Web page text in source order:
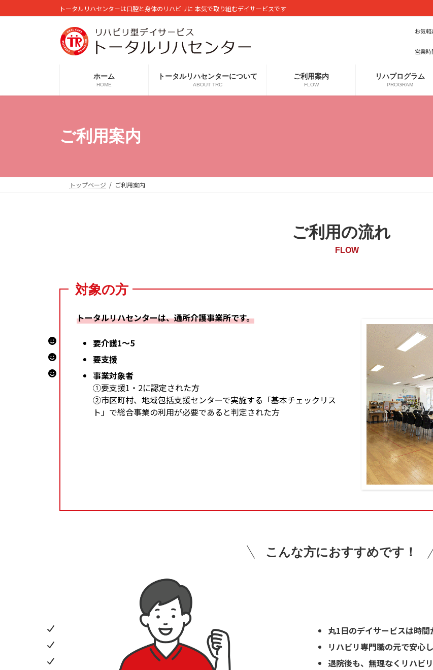
ン
ビ
トータルリハセンターは口腔と身体のリハビリに 本気で取り組むデイサービスです
お気
営業
ホーム
HOME
トータルリハセンターについて
ABOUT TRC
ご利用案内
FLOW
リハプログラム
PROGRAM
ご利用案内
トップページ ご利用案内
ご利用の流れ
FLOW
対象の方
トータルリハセンターは、通所介護事業所です。
要介護1～5
要支援
事業対象者
①要支援1・2に認定された方
②市区町村、地域包括支援センターで実施する「基本チェックリス
ト」で総合事業の利用が必要であると判定された方
こんな方におすすめです！
丸1日のデイサービスは時
リハビリ専門職の元で安心
退院後も、無理なくリハビ